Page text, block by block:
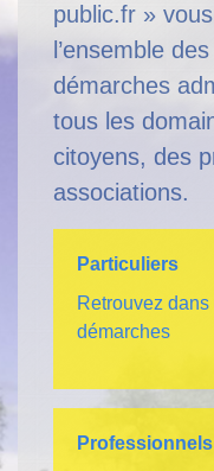
public.fr »
l’ensemble
démarches
tous les
citoyens, des
associations.
Particuliers
Retrouvez
démarches
Professionnels